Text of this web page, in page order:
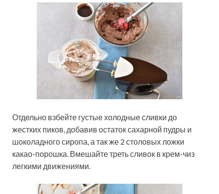
Отдельно взбейте густые холодные сливки до
жестких пиков, добавив остаток сахарной пудры и
шоколадного сиропа, а так же 2 столовых ложки
какао-порошка. Вмешайте треть сливок в крем-чиз
легкими движениями.